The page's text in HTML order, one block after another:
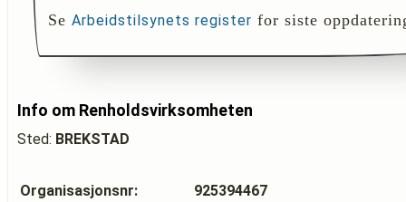
Se Arbeidstilsynets register for siste
Info om Renholdsvirksomheten
Sted: BREKSTAD
Organisasjonsnr:
925394467